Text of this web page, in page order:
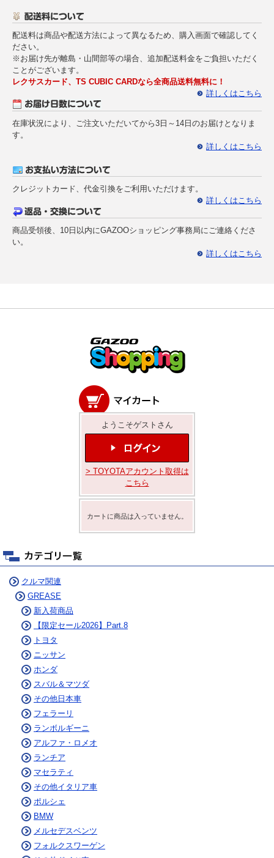
配送料は商品や配送方法によって異なるため、購入画面で確認してく
ださい。
※お届け先が離島・山間部等の場合、追加配送料金をご負担いただく
ことがございます。
レクサスカード、TS CUBIC CARDなら全商品送料無料に！
詳しくはこちら
在庫状況により、ご注文いただいてから3日～14日のお届けとなりま
す。
詳しくはこちら
クレジットカード、代金引換をご利用いただけます。
詳しくはこちら
商品受領後、10日以内にGAZOOショッピング事務局にご連絡くださ
い。
詳しくはこちら
ようこそゲストさん
> TOYOTAアカウント取得は
こちら
カートに商品は入っていません。
クルマ関連
GREASE
新入荷商品
【限定セール2026】Part.8
トヨタ
ニッサン
ホンダ
スバル＆マツダ
その他日本車
フェラーリ
ランボルギーニ
アルファ・ロメオ
ランチア
マセラティ
その他イタリア車
ポルシェ
BMW
メルセデスベンツ
フォルクスワーゲン